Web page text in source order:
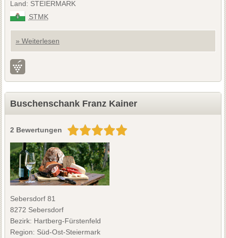
Land: STEIERMARK
STMK
» Weiterlesen
Buschenschank Franz Kainer
2 Bewertungen
Sebersdorf 81
8272 Sebersdorf
Bezirk: Hartberg-Fürstenfeld
Region: Süd-Ost-Steiermark